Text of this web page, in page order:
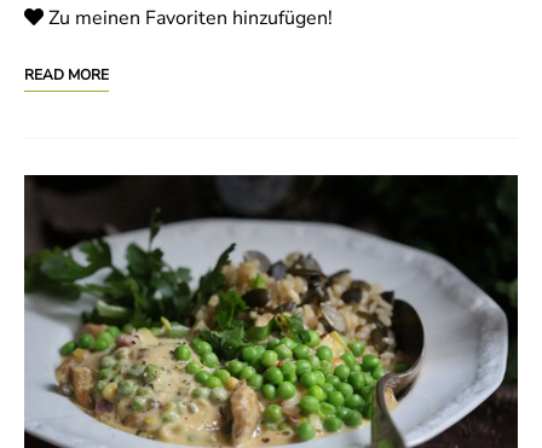
Zu meinen Favoriten hinzufügen!
READ MORE